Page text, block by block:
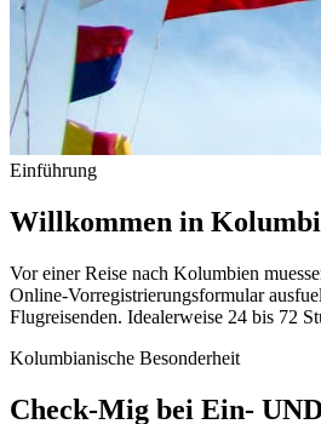
Einführung
Willkommen in
Vor einer Reise nach Kolumbien
Online-Vorregistrierungsformular
Flugreisenden. Idealerweise 24 bis 72
Kolumbianische Besonderheit
Check-Mig bei Ein-